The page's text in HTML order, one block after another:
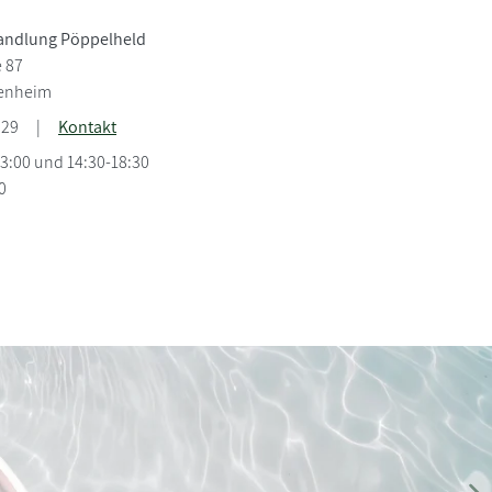
Pöppelheld
|
Kontakt
und 14:30-18:30